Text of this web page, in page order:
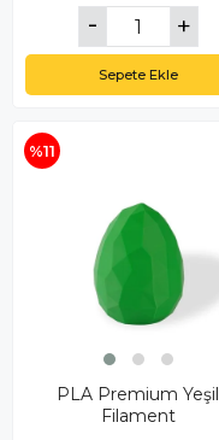
Sepete Ekle
PLA Premium Yeşil
Filament
%11